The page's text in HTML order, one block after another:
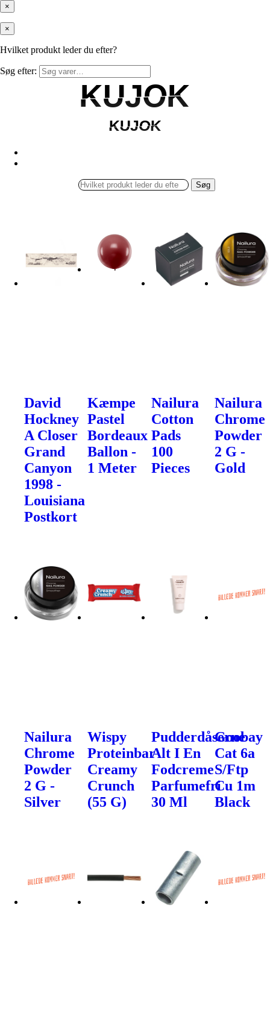
×
×
Hvilket produkt leder du efter?
Søg efter:
KUJOK
KUJOK
KUJOK
KUJOK
Søg
David
Hockney
A Closer
Grand
Canyon
1998 -
Louisiana
Postkort
Kæmpe
Pastel
Bordeaux
Ballon -
1 Meter
Nailura
Cotton
Pads
100
Pieces
Nailura
Chrome
Powder
2 G -
Gold
Nailura
Chrome
Powder
2 G -
Silver
Wispy
Proteinbar
Creamy
Crunch
(55 G)
Pudderdåserne
Alt I En
Fodcreme
Parfumefri
30 Ml
Goobay
Cat 6a
S/Ftp
Cu 1m
Black